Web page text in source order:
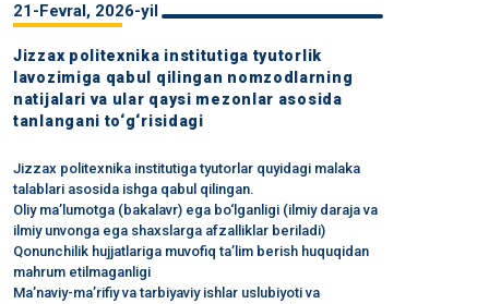
21-Fevral, 2026-yil
Jizzax politexnika institutiga tyutorlik
lavozimiga qabul qilingan nomzodlarning
natijalari va ular qaysi mezonlar asosida
tanlangani to‘g‘risidagi
Jizzax politexnika institutiga tyutorlar quyidagi malaka
talablari asosida ishga qabul qilingan.
Oliy ma’lumotga (bakalavr) ega bo‘lganligi (ilmiy daraja va
ilmiy unvonga ega shaxslarga afzalliklar beriladi)
Qonunchilik hujjatlariga muvofiq ta’lim berish huquqidan
mahrum etilmaganligi
Ma’naviy-ma’rifiy va tarbiyaviy ishlar uslubiyoti va